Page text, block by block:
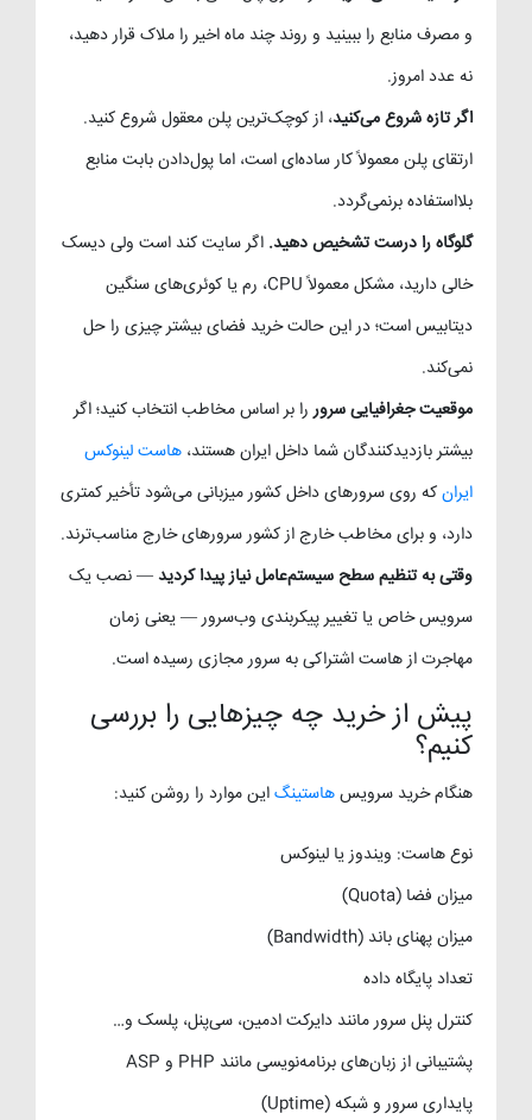
و مصرف منابع را ببینید و روند چند ماه اخیر را ملاک قرار دهید،
نه عدد امروز.
اگر تازه شروع می‌کنید، از کوچک‌ترین پلن معقول شروع کنید.
ارتقای پلن معمولاً کار ساده‌ای است، اما پول‌دادن بابت منابع
بلااستفاده برنمی‌گردد.
گلوگاه را درست تشخیص دهید. اگر سایت کند است ولی دیسک
خالی دارید، مشکل معمولاً CPU، رم یا کوئری‌های سنگین
دیتابیس است؛ در این حالت خرید فضای بیشتر چیزی را حل
نمی‌کند.
موقعیت جغرافیایی سروررا بر اساس مخاطب انتخاب کنید؛ اگر
بیشتر بازدیدکنندگان شما داخل ایران هستند، هاست لینوکس
ایرانکه روی سرورهای داخل کشور میزبانی می‌شود تأخیر کمتری
دارد، و برای مخاطب خارج از کشور سرورهای خارج مناسب‌ترند.
وقتی به تنظیم سطح سیستم‌عامل نیاز پیدا کردید— نصب یک
سرویس خاص یا تغییر پیکربندی وب‌سرور — یعنی زمان
مهاجرت از هاست اشتراکی به سرور مجازی رسیده است.
پیش از خرید چه چیزهایی را بررسی
کنیم؟
هنگام خرید سرویسهاستینگاین موارد را روشن کنید:
نوع هاست: ویندوز یا لینوکس
میزان فضا (Quota)
میزان پهنای باند (Bandwidth)
تعداد پایگاه داده
کنترل پنل سرور مانند دایرکت ادمین، سی‌پنل، پلسک و…
پشتیبانی از زبان‌های برنامه‌نویسی مانند PHP و ASP
پایداری سرور و شبکه (Uptime)